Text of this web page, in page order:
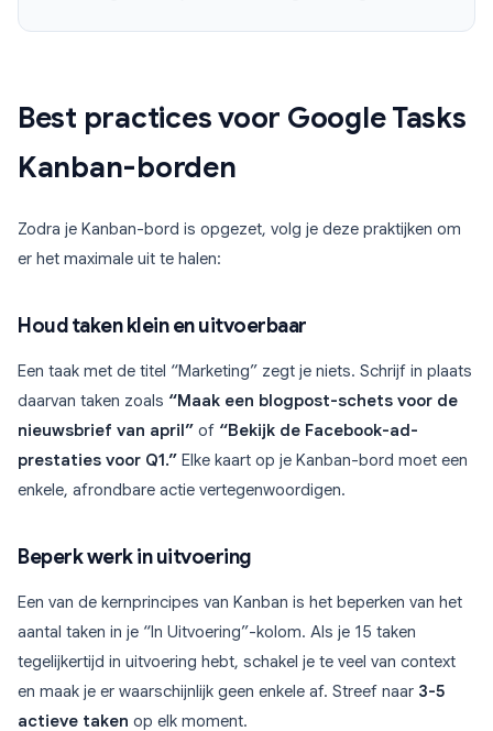
Best practices voor Google Tasks
Kanban-borden
Zodra je Kanban-bord is opgezet, volg je deze praktijken om
er het maximale uit te halen:
Houd taken klein en uitvoerbaar
Een taak met de titel “Marketing” zegt je niets. Schrijf in plaats
daarvan taken zoals “Maak een blogpost-schets voor de
nieuwsbrief van april” of “Bekijk de Facebook-ad-
prestaties voor Q1.” Elke kaart op je Kanban-bord moet een
enkele, afrondbare actie vertegenwoordigen.
Beperk werk in uitvoering
Een van de kernprincipes van Kanban is het beperken van het
aantal taken in je “In Uitvoering”-kolom. Als je 15 taken
tegelijkertijd in uitvoering hebt, schakel je te veel van context
en maak je er waarschijnlijk geen enkele af. Streef naar 3-5
actieve taken op elk moment.